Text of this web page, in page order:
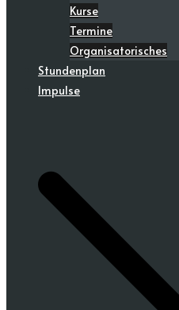
Kurse
Termine
Organisatorisches
Stundenplan
Impulse